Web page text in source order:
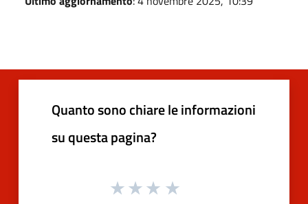
Quanto sono chiare le informazioni
su questa pagina?